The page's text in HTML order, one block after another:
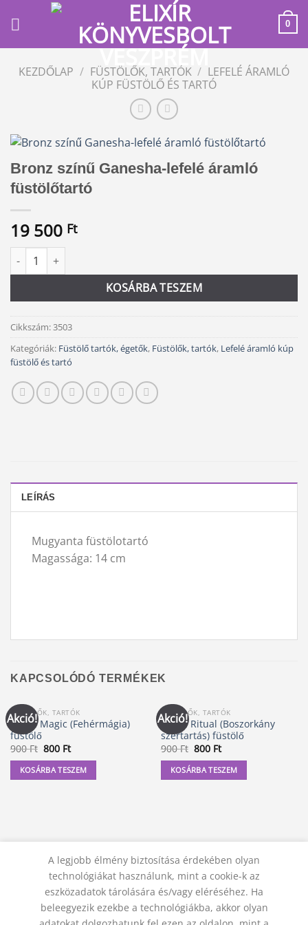
0
KEZDŐLAP / FÜSTÖLŐK, TARTÓK / LEFELÉ ÁRAMLÓ
KÚP FÜSTÖLŐ ÉS TARTÓ
Bronz színű Ganesha-lefelé áramló
füstölőtartó
19 500 Ft
Bronz színű Ganesha-lefelé áramló füstölőtartó mennyiség
KOSÁRBA TESZEM
Alternative:
Cikkszám:3503
Kategóriák: Füstölő tartók, égetők, Füstölők, tartók, Lefelé áramló kúp
füstölő és tartó
LEÍRÁS
Mugyanta füstölotartó
Magassága: 14 cm
KAPCSOLÓDÓ TERMÉKEK
Akció!
FÜSTÖLŐK, TARTÓK
White Magic (Fehérmágia)
füstölő
900Ft Original
price
was:
900 Ft.
800 FtCurrent
price
is:
800 Ft.
KOSÁRBA TESZEM
Akció!
FÜSTÖLŐK, TARTÓK
Wicca Ritual (Boszorkány
szertartás) füstölő
900Ft Original
price
was:
900 Ft.
800 FtCurrent
price
is:
800 Ft.
KOSÁRBA TESZEM
A legjobb élmény biztosítása érdekében olyan
technológiákat használunk, mint a cookie-k az
eszközadatok tárolására és/vagy eléréséhez. Ha
beleegyezik ezekbe a technológiákba, akkor olyan